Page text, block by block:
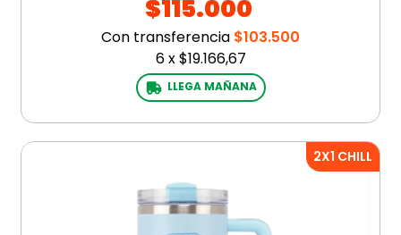
$115.000
Con transferencia $103.500
6x$19.166,67
LLEGA MAÑANA
2X1 CHILL